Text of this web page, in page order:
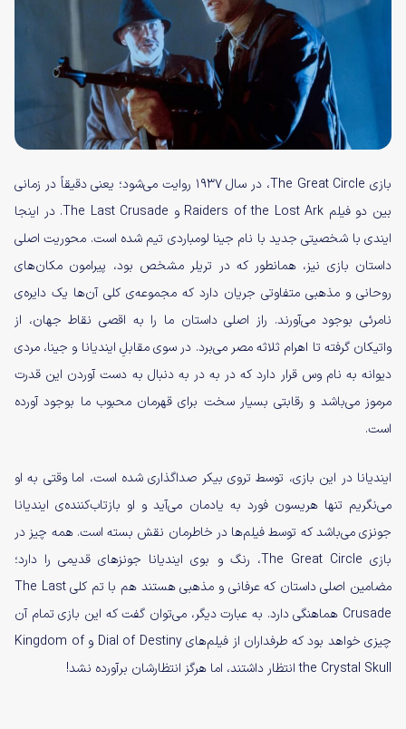
بازی The Great Circle، در سال 1937 روایت می‌شود؛ یعنی دقیقاً در زمانی
بین دو فیلم Raiders of the Lost Ark و The Last Crusade. در اینجا
ایندی با شخصیتی جدید با نام جینا لومباردی تیم شده است. محوریت اصلی
داستان بازی نیز، همانطور که در تریلر مشخص بود، پیرامون مکان‌های
روحانی و مذهبی متفاوتی جریان دارد که مجموعه‌ی کلی آن‌ها یک‌ دایره‌ی
نامرئی بوجود می‌آورند. راز اصلی داستان ما را به اقصی نقاط جهان، از
واتیکان گرفته تا اهرام ثلاثه مصر می‌برد. در سوی مقابلِ ایندیانا و جینا، مردی
دیوانه به نام وس قرار دارد که در به در به دنبال به دست آوردن این قدرت
مرموز می‌باشد و رقابتی بسیار سخت برای قهرمان محبوب ما بوجود آورده
است.
ایندیانا در این بازی، توسط تروی بیکر صداگذاری شده است، اما وقتی به او
می‌نگریم تنها هریسون فورد به یادمان می‌آید و او بازتاب‌کننده‌ی ایندیانا
جونزی می‌باشد که توسط فیلم‌ها در خاطرمان نقش بسته است. همه چیز در
بازی The Great Circle، رنگ و بوی ایندیانا جونزهای قدیمی را دارد؛
مضامین اصلی داستان که عرفانی و مذهبی هستند هم با تم کلی The Last
Crusade هماهنگی دارد. به عبارت دیگر، می‌توان گفت که این بازی تمام آن
چیزی خواهد بود که طرفداران از فیلم‌های Dial of Destiny و Kingdom of
the Crystal Skull انتظار داشتند، اما هرگز انتظارشان برآورده نشد!